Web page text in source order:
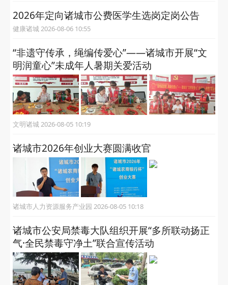
2026年定向诸城市公费医学生选岗定岗公告
健康诸城 2026-08-06 10:55
“非遗守传承，绳编传爱心”——诸城市开展“文
明润童心”未成年人暑期关爱活动
文明诸城 2026-08-05 10:19
诸城市2026年创业大赛圆满收官
诸城市人力资源服务产业园 2026-08-05 10:18
诸城市公安局禁毒大队组织开展“多所联动扬正
气·全民禁毒守净土”联合宣传活动